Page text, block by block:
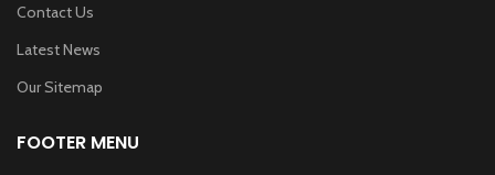
Contact Us
Latest News
Our Sitemap
FOOTER MENU